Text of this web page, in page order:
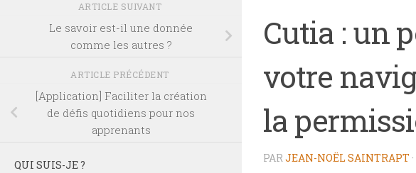
Cutia : un
votre
la
PARJEAN-NOËL SAINTRAPT ·
ARTICLE SUIVANT
Le savoir est-il une donnée
comme les autres ?
ARTICLE PRÉCÉDENT
[Application] Faciliter la création
de défis quotidiens pour nos
apprenants
QUI SUIS-JE ?